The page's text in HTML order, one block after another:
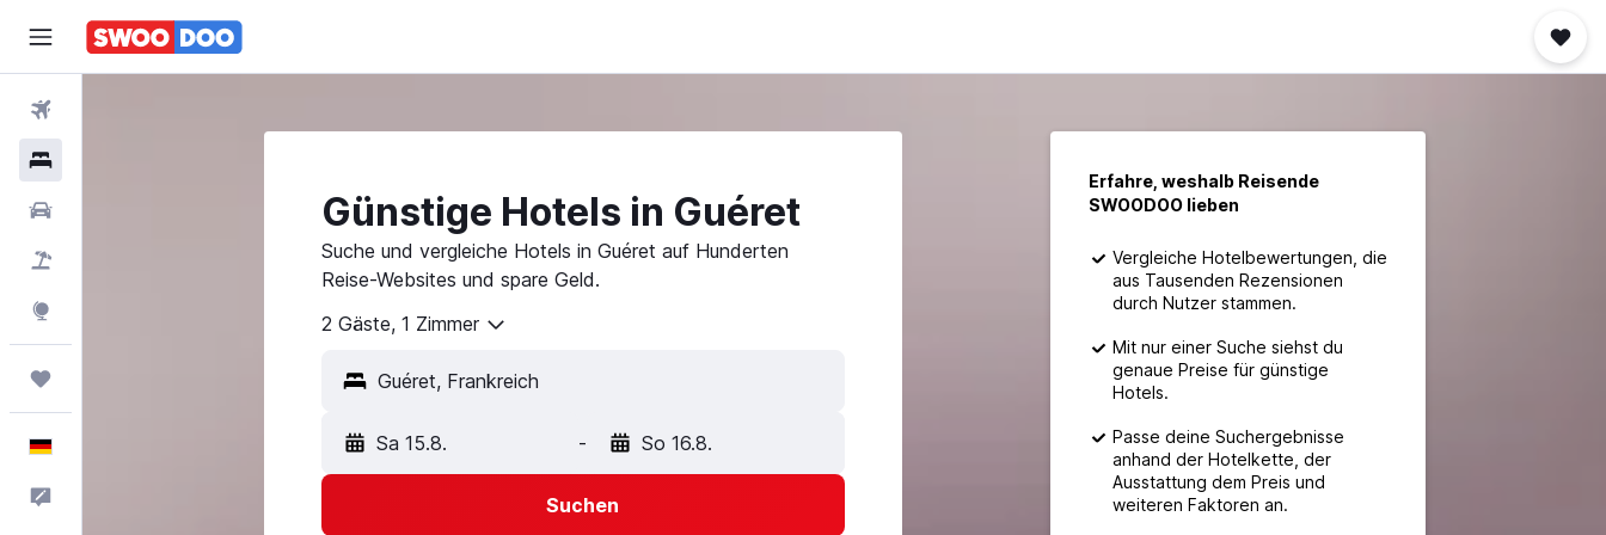
Günstige Hotels in Guéret
Suche und vergleiche Hotels in Guéret auf Hunderten
Reise-Websites und spare Geld.
2 Gäste, 1 Zimmer
Sa 15.8. - So 16.8.
Suchen
Erfahre, weshalb Reisende
SWOODOO lieben
Vergleiche Hotelbewertungen, die
aus Tausenden Rezensionen
durch Nutzer stammen.
Mit nur einer Suche siehst du
genaue Preise für günstige
Hotels.
Passe deine Suchergebnisse
anhand der Hotelkette, der
Ausstattung dem Preis und
weiteren Faktoren an.